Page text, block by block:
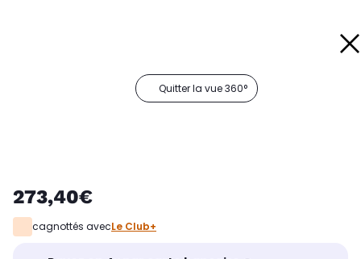
Quitter la vue 360°
273,40€
cagnottés avecLe Club+